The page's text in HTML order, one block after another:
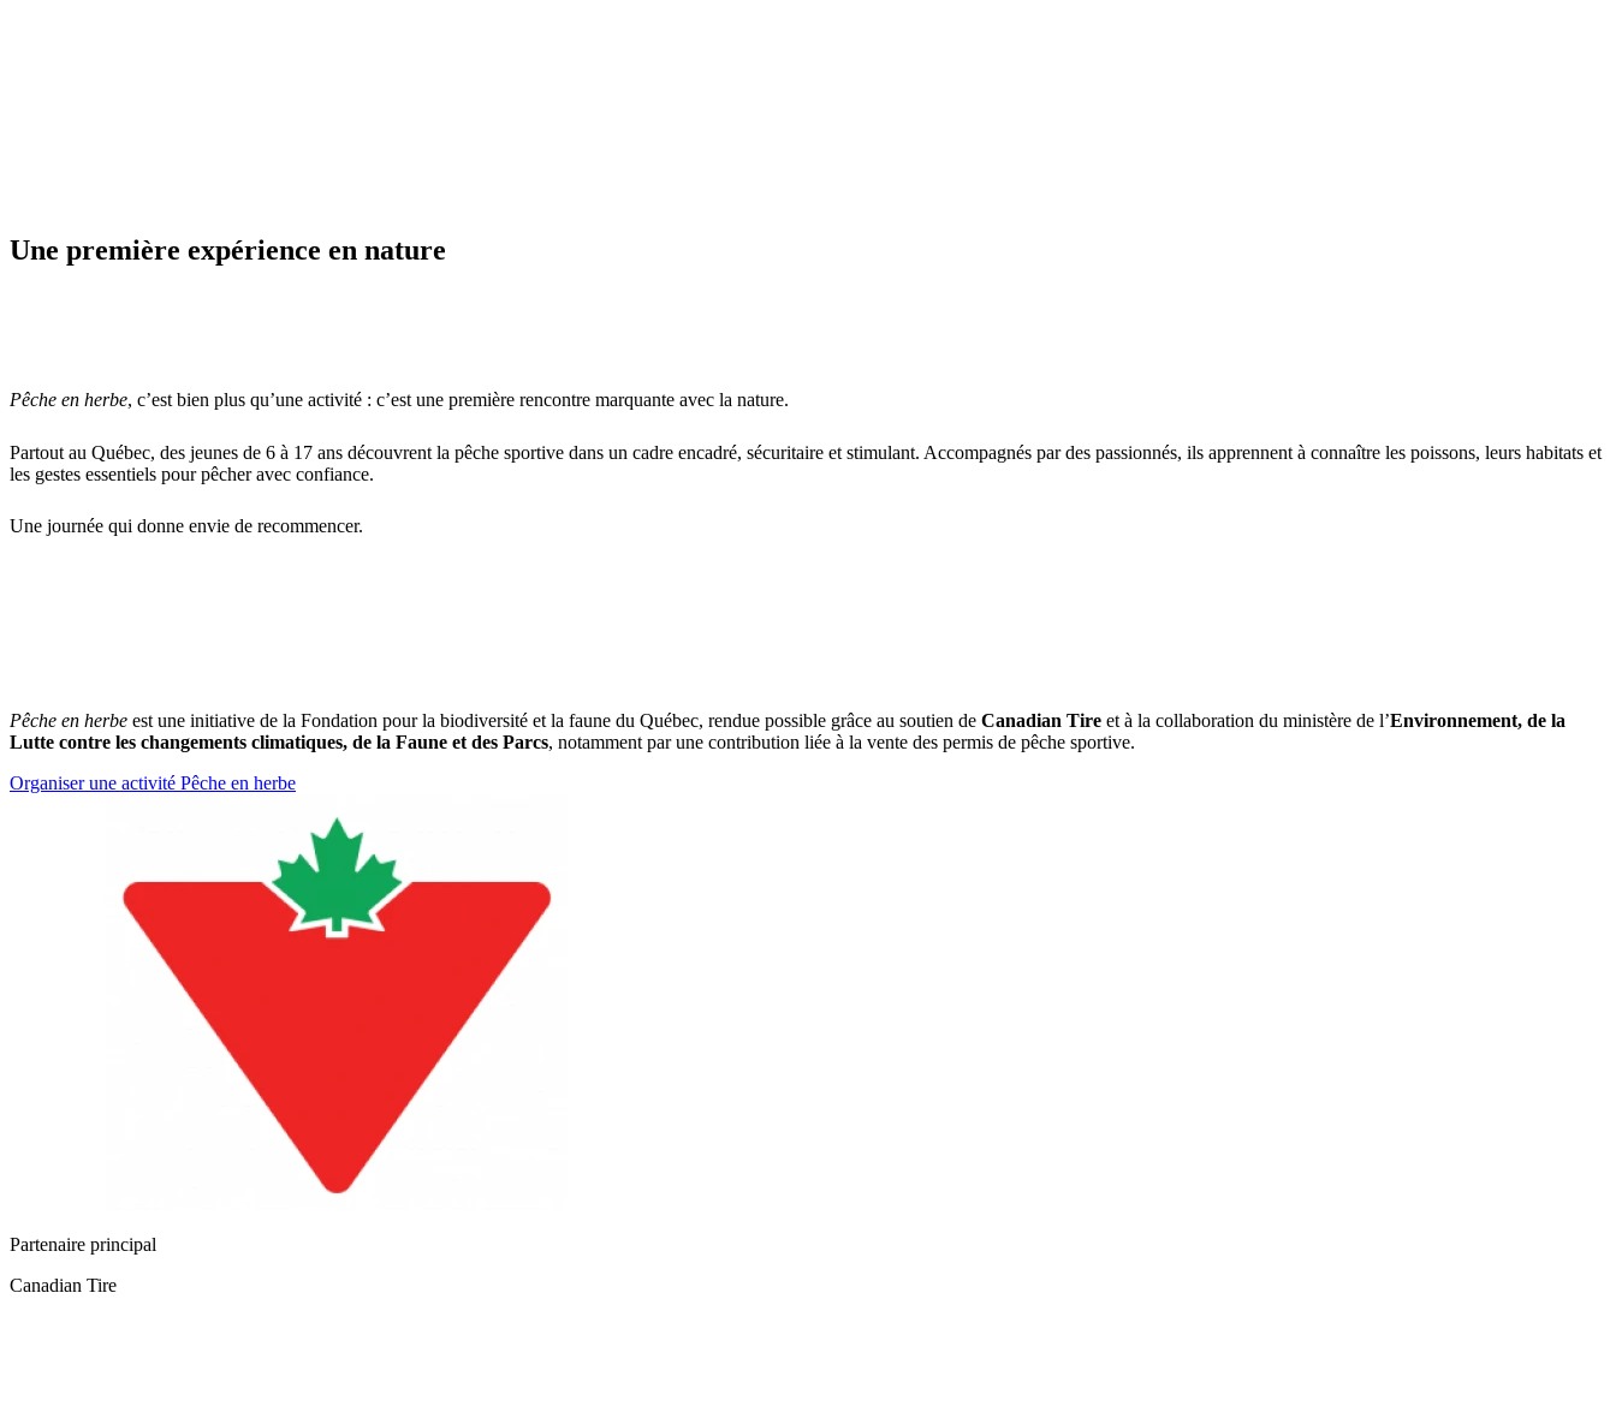
Une première expérience en nature
Pêche en herbe, c’est bien plus qu’une activité : c’est une première rencontre marquante avec la nature.
Partout au Québec, des jeunes de 6 à 17 ans découvrent la pêche sportive dans un cadre encadré, sécuritaire et stimulant. Accompagnés par des passionnés, ils apprennent à connaître les poissons, leurs habitats et
les gestes essentiels pour pêcher avec confiance.
Une journée qui donne envie de recommencer.
Pêche en herbe est une initiative de la Fondation pour la biodiversité et la faune du Québec, rendue possible grâce au soutien de Canadian Tire et à la collaboration du ministère de l’Environnement, de la
Lutte contre les changements climatiques, de la Faune et des Parcs, notamment par une contribution liée à la vente des permis de pêche sportive.
Organiser une activité Pêche en herbe
Partenaire principal
Canadian Tire